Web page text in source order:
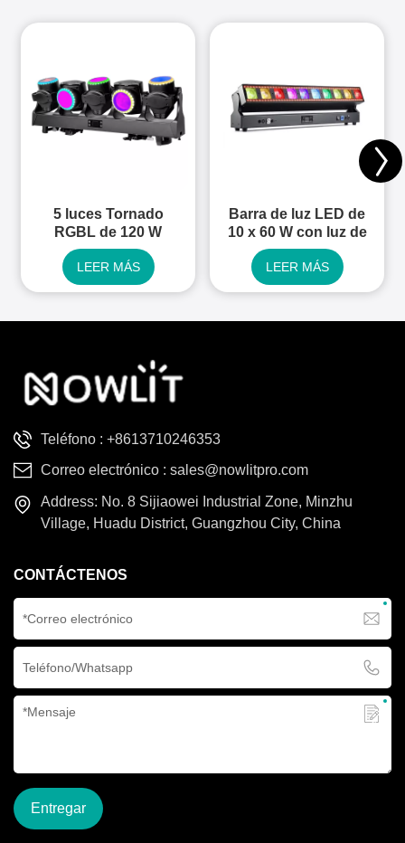
5 luces Tornado
RGBL de 120 W
LEER MÁS
Barra de luz LED de
10 x 60 W con luz de
lavado con zoom
LEER MÁS
Teléfono :+8613710246353
Correo electrónico :sales@nowlitpro.com
Address: No. 8 Sijiaowei Industrial Zone, Minzhu
Village, Huadu District, Guangzhou City, China
CONTÁCTENOS
Entregar